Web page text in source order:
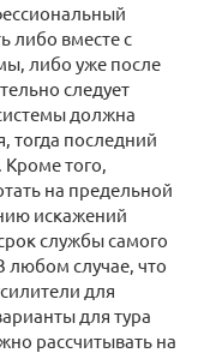
либо вместе с
либо уже после
следует
должна
тогда последний
Кроме того,
на предельной
искажений
службы самого
любом случае, что
для
для тура
рассчитывать на